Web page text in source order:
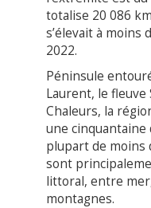
totalise 20 086
s’élevait à moins
2022.
Péninsule
Laurent, le
Chaleurs, la
une cinquantaine
plupart de moins
sont
littoral, entre
montagnes.